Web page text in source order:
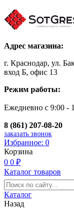
Адрес магазина:
г. Краснодар, ул.
вход Б, офис 13
Режим работы:
Ежедневно с 9:00 -
8 (861) 207-08-20
заказать звонок
Избранное: 0
Корзина
0 0 ₽
Каталог товаров
Каталог
Назад